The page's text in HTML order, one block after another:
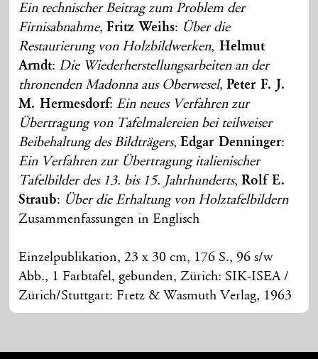
Ein technischer Beitrag zum Problem der
Firnisabnahme,Fritz Weihs: Über die
Restaurierung von Holzbildwerken, Helmut
Arndt: Die Wiederherstellungsarbeiten an der
thronenden Madonna aus Oberwesel,Peter F. J.
M. Hermesdorf:Ein neues Verfahren zur
Übertragung von Tafelmalereien bei teilweiser
Beibehaltung des Bildträgers,Edgar Denninger:
Ein Verfahren zur Übertragung italienischer
Tafelbilder des 13. bis 15. Jahrhunderts,Rolf E.
Straub: Über die Erhaltung von Holztafelbildern
Zusammenfassungen in Englisch
Einzelpublikation, 23 x 30 cm, 176 S., 96 s/w
Abb., 1 Farbtafel, gebunden, Zürich: SIK-ISEA /
Zürich/Stuttgart: Fretz & Wasmuth Verlag, 1963